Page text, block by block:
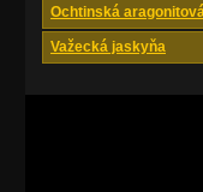
Ochtinská
Važecká jaskyňa